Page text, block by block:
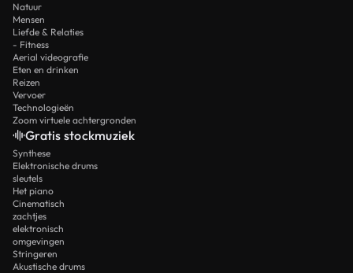
Natuur
Mensen
Liefde & Relaties
- Fitness
Aerial videografie
Eten en drinken
Reizen
Vervoer
Technologieën
Zoom virtuele achtergronden
Gratis stockmuziek
Synthese
Elektronische drums
sleutels
Het piano
Cinematisch
zachtjes
elektronisch
omgevingen
Stringeren
Akustische drums